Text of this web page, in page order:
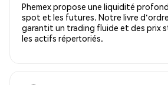
Phemex propose une liquidité
spot et les futures. Notre livre
garantit un trading fluide et des prix
les actifs répertoriés.